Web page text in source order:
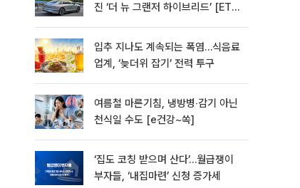
진 ‘더 뉴 그랜저 하이브리드’ [ET의
입추 지나도 계속되는 폭염…식음료
업계, ‘늦더위 잡기’ 전력 투구
여름철 마른기침, 냉방병‧감기 아닌
천식일 수도 [e건강~쏙]
‘집도 코칭 받으며 산다’…월급쟁이
부자들, ‘내집마련’ 신청 증가세